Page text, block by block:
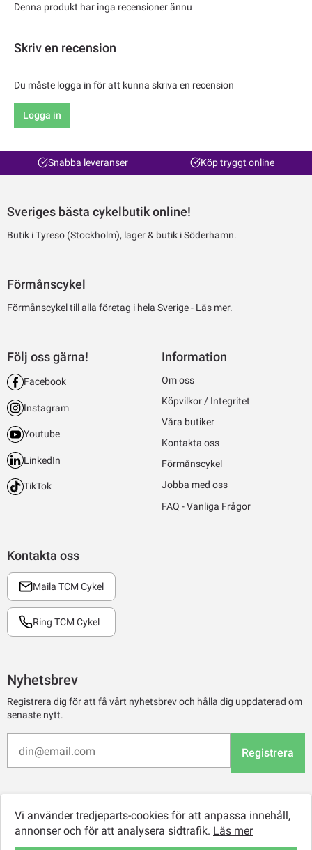
Denna produkt har inga recensioner ännu
Skriv en recension
Du måste logga in för att kunna skriva en recension
Logga in
Snabba leveranser Köp tryggt online
Sveriges bästa cykelbutik online!
Butik i Tyresö (Stockholm), lager & butik i Söderhamn.
Förmånscykel
Förmånscykel till alla företag i hela Sverige - Läs mer.
Kontakta oss
Maila TCM Cykel
Ring TCM Cykel
Följ oss gärna!
Facebook
Instagram
Youtube
LinkedIn
TikTok
Information
Om oss
Köpvilkor / Integritet
Våra butiker
Kontakta oss
Förmånscykel
Jobba med oss
FAQ - Vanliga Frågor
Nyhetsbrev
Registrera dig för att få vårt nyhetsbrev och hålla dig uppdaterad om
senaste nytt.
Registrera
Vi använder tredjeparts-cookies för att anpassa innehåll,
annonser och för att analysera sidtrafik. Läs mer